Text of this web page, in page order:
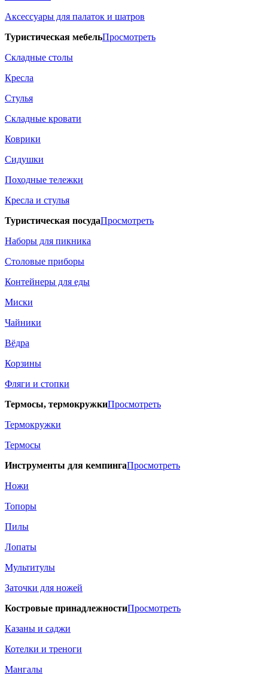
Аксессуары для палаток и шатров
Туристическая мебельПросмотреть
Складные столы
Кресла
Стулья
Складные кровати
Коврики
Сидушки
Походные тележки
Кресла и стулья
Туристическая посудаПросмотреть
Наборы для пикника
Столовые приборы
Контейнеры для еды
Миски
Чайники
Вёдра
Корзины
Фляги и стопки
Термосы, термокружкиПросмотреть
Термокружки
Термосы
Инструменты для кемпингаПросмотреть
Ножи
Топоры
Пилы
Лопаты
Мультитулы
Заточки для ножей
Костровые принадлежностиПросмотреть
Казаны и саджи
Котелки и треноги
Мангалы